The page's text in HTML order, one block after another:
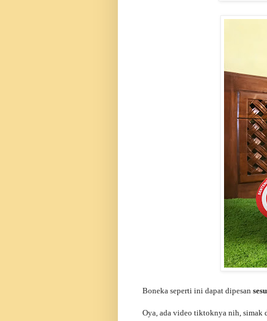
Boneka seperti ini dapat dipesan
Oya, ada video tiktoknya nih, simak